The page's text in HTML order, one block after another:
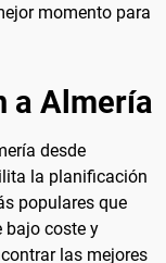
momento para
a Almería
desde
la planificación
populares que
bajo coste y
las mejores